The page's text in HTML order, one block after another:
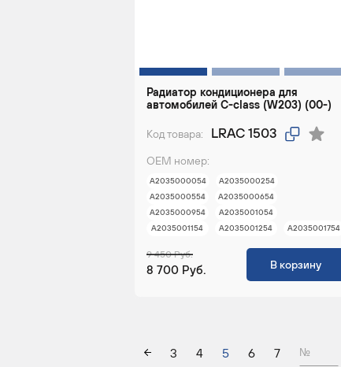
Радиатор кондиционера для
автомобилей C-class (W203) (00-)
Код товара: LRAC 1503
ОЕМ номер:
A2035000054
A2035000254
A2035000554
A2035000654
A2035000954
A2035001054
A2035001154
A2035001254 A2035001754
9 450 Руб.
8 700 Руб. В корзину
3 4 5 6 7 №